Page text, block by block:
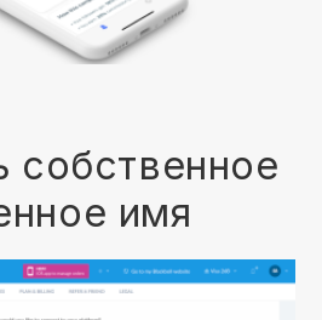
собственное
имя